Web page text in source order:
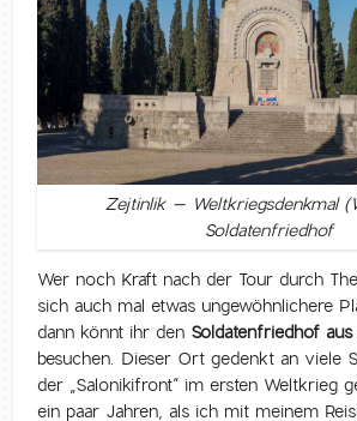
Zejtinlik – Weltkriegsdenkmal
Soldatenfriedhof
Wer noch Kraft nach der Tour durch
sich auch mal etwas ungewöhnlichere
dann könnt ihr den Soldatenfriedhof
besuchen. Dieser Ort gedenkt an viele
der „Salonikifront“ im ersten Weltkrieg
ein paar Jahren, als ich mit meinem